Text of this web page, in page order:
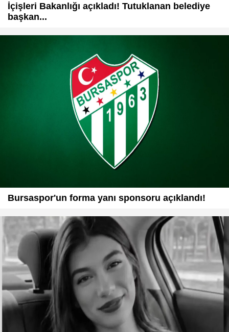
İçişleri Bakanlığı açıkladı! Tutuklanan belediye
başkan...
Bursaspor'un forma yanı sponsoru açıklandı!